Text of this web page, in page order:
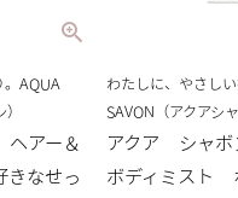
。AQUA
アー＆
なせっ
わたしに、やさし
SAVON（アクアシャ
アクア シャ
ボディミスト